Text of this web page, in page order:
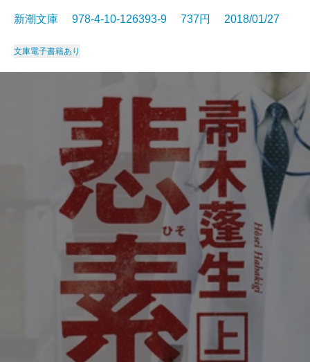
新潮文庫 978-4-10-126393-9 737円 2018/01/27
文庫電子書籍あり